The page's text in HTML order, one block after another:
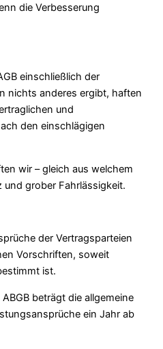
die Verbesserung
einschließlich der
nichts anderes ergibt, haften
und
den einschlägigen
wir – gleich aus welchem
und grober Fahrlässigkeit.
der Vertragsparteien
Vorschriften, soweit
ist.
beträgt die allgemeine
ein Jahr ab